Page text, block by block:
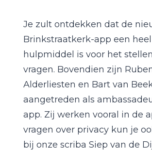
Je zult ontdekken dat de
Brinkstraatkerk-app een
hulpmiddel is voor het
vragen. Bovendien zijn
Alderliesten en Bart van
aangetreden als
app. Zij werken vooral in de
vragen over privacy kun je
bij onze scriba Siep van de